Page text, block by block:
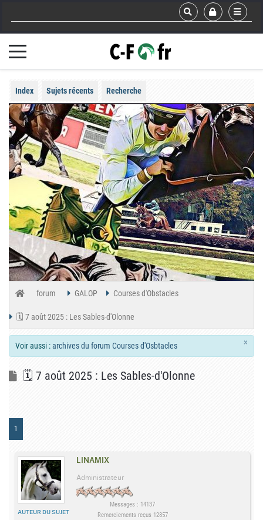
Index Sujets récents Recherche
forum GALOP Courses d'Obstacles
🗓️ 7 août 2025 : Les Sables-d'Olonne
×
Voir aussi :archives du forum Courses d'Osbtacles
🗓️ 7 août 2025 : Les Sables-d'Olonne
1
LINAMIX
AUTEUR DU SUJET
Administrateur
Messages : 14137
Remerciements reçus 12857